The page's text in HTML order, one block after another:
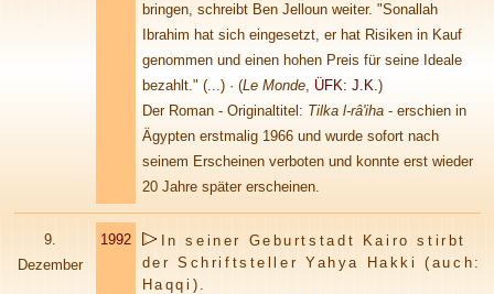
bringen, schreibt Ben Jelloun weiter. "Sonallah
Ibrahim hat sich eingesetzt, er hat Risiken in Kauf
genommen und einen hohen Preis für seine Ideale
bezahlt." (...) · (Le Monde, ÜFK: J.K. )
Der Roman - Originaltitel: Tilka l-râ'iha- erschien in
Ägypten erstmalig 1966 und wurde sofort nach
seinem Erscheinen verboten und konnte erst wieder
20 Jahre später erscheinen.
9.
Dezember
1992
In seiner Geburtstadt Kairo stirbt
der Schriftsteller Yahya Hakki (auch:
Haqqi).